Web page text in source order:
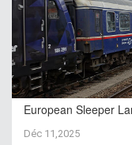
European Sleeper
Déc 11,2025